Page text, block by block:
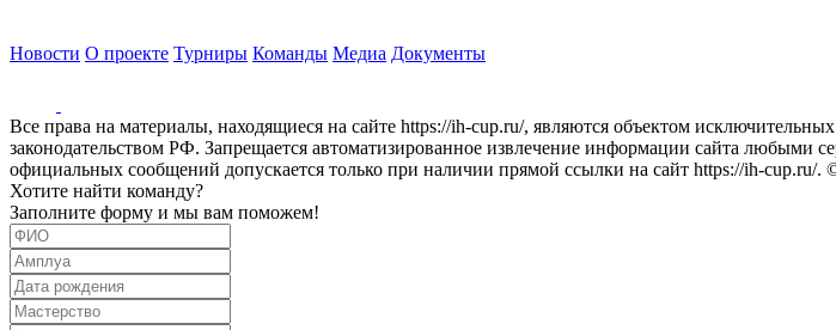
Новости О проекте Турниры Команды Медиа Документы
Все права на материалы, находящиеся на сайте https://ih-cup.ru/, являются объектом
законодательством РФ. Запрещается автоматизированное извлечение информации сайта любыми
официальных сообщений допускается только при наличии прямой ссылки на сайт https://ih-
Хотите найти команду?
Заполните форму и мы вам поможем!